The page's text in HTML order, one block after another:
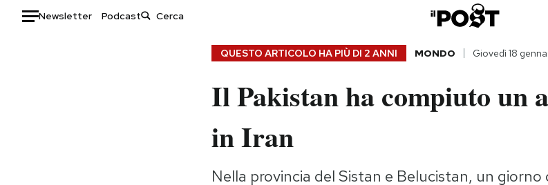
Newsletter Podcast
Storie/Idee
QUESTO ARTICOLO HA PIÙ DI 2 ANNI MONDO Giovedì 18
Il Pakistan ha compiuto un
in Iran
Nella provincia del Sistan e Belucistan, un